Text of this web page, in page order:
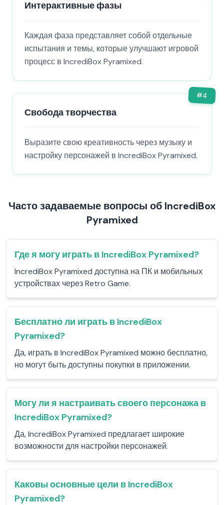
Интерактивные фазы
Каждая фаза представляет собой отдельные
испытания и темы, которые улучшают игровой
процесс в IncrediBox Pyramixed.
#4
Свобода творчества
Выразите свою креативность через музыку и
настройку персонажей в IncrediBox Pyramixed.
Часто задаваемые вопросы об IncrediBox
Pyramixed
Где я могу играть в IncrediBox Pyramixed?
IncrediBox Pyramixed доступна на ПК и мобильных
устройствах через Retro Game.
Бесплатно ли играть в IncrediBox
Pyramixed?
Да, играть в IncrediBox Pyramixed можно бесплатно,
но могут быть доступны покупки в приложении.
Могу ли я настраивать своего персонажа в
IncrediBox Pyramixed?
Да, IncrediBox Pyramixed предлагает широкие
возможности для настройки персонажей.
Каковы основные цели в IncrediBox
Pyramixed?